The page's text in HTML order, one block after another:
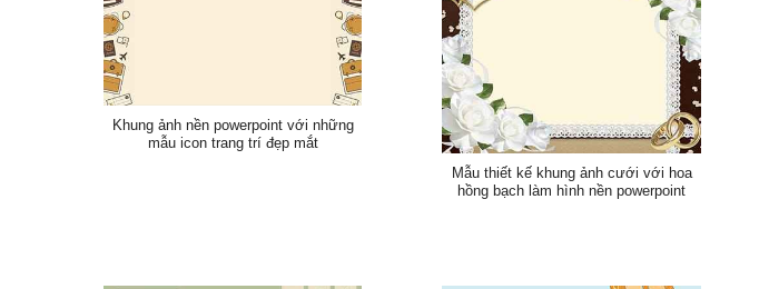
Khung ảnh nền powerpoint với những
mẫu icon trang trí đẹp mắt
Mẫu thiết kế khung ảnh cưới với hoa
hồng bạch làm hình nền powerpoint